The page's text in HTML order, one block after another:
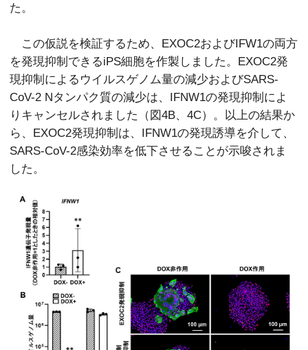
た。
この仮説を検証するため、EXOC2およびIFW1の両方
を発現抑制できるiPS細胞を作製しました。EXOC2発
現抑制によるウイルスゲノム量の減少およびSARS-
CoV-2 Nタンパク質の減少は、IFNW1の発現抑制によ
りキャンセルされました（図4B、4C）。以上の結果か
ら、EXOC2発現抑制は、IFNW1の発現誘導を介して、
SARS-CoV-2感染効率を低下させることが示唆されま
した。